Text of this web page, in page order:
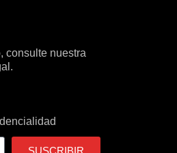
consulte nuestra
SUSCRIBIR